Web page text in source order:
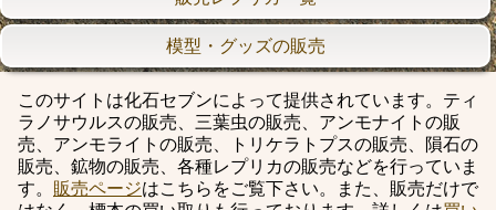
模型・グッズの販売
このサイトは化石セブンによって提供されています。ティ
ラノサウルスの販売、三葉虫の販売、アンモナイトの販
売、アンモライトの販売、トリケラトプスの販売、隕石の
販売、鉱物の販売、各種レプリカの販売などを行っていま
す。 販売ページはこちらをご覧下さい。また、販売だけで